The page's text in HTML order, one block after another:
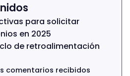
para solicitar
en 2025
de retroalimentación
comentarios recibidos